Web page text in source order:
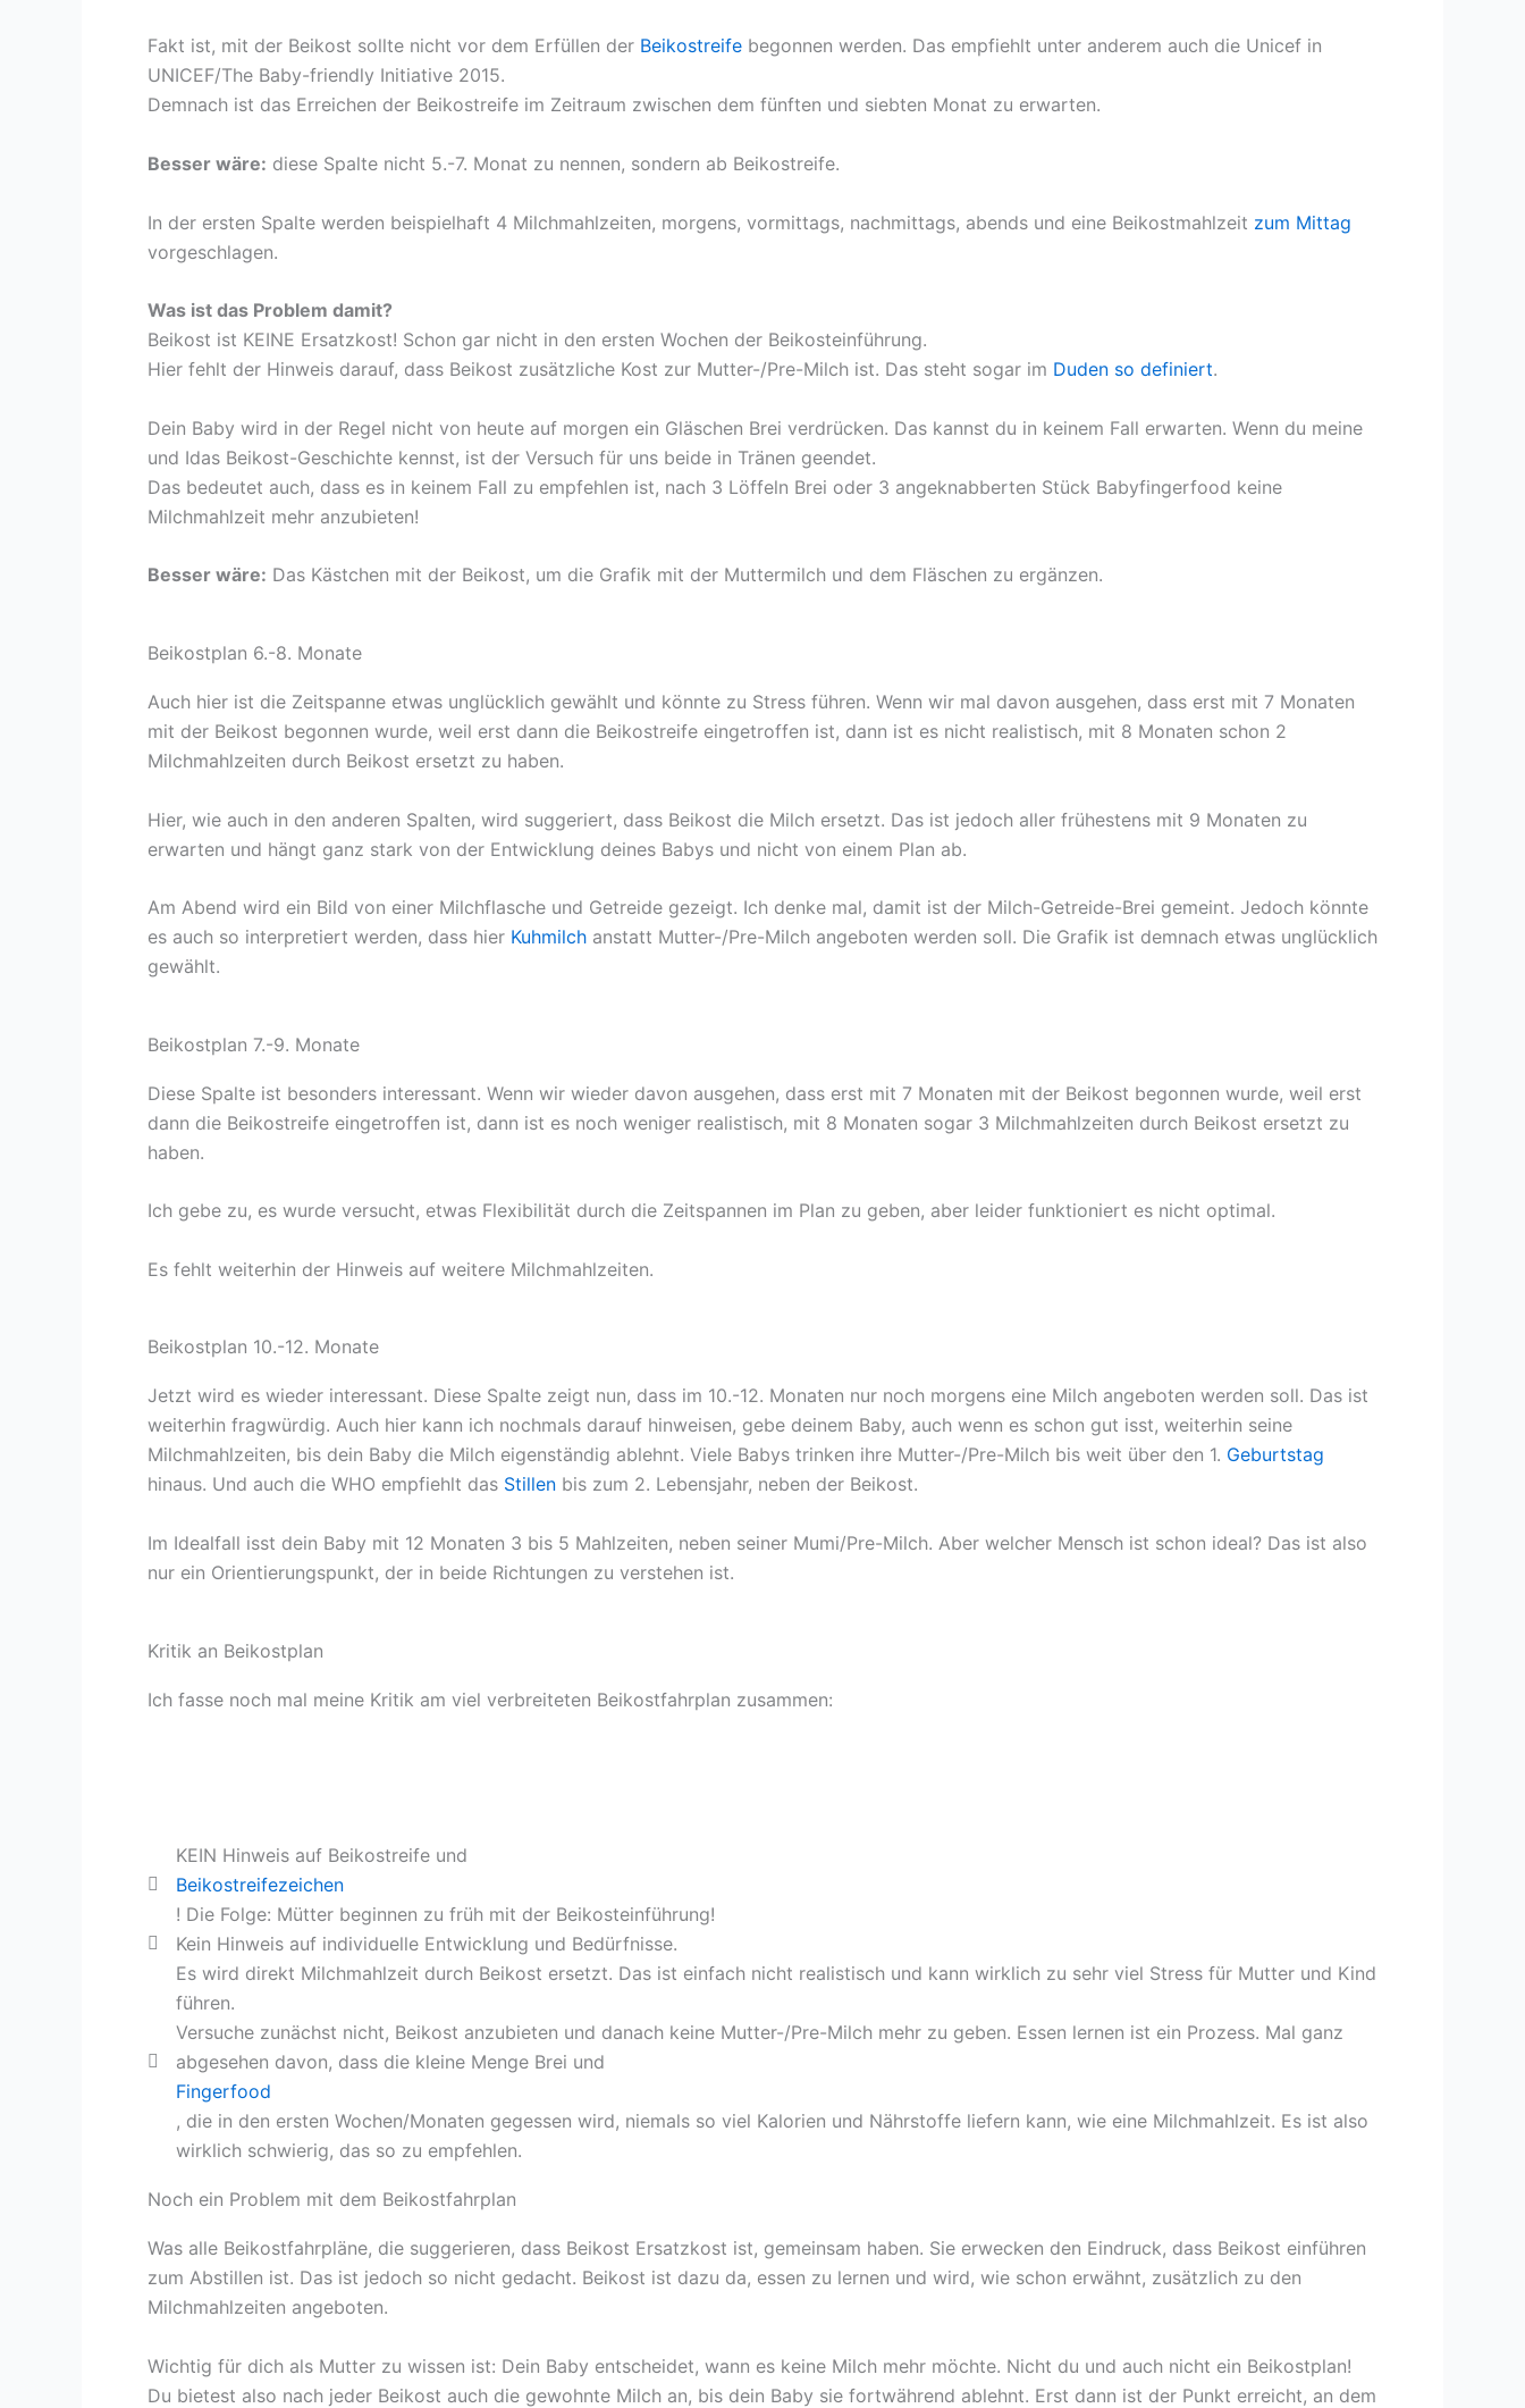
Fakt ist, mit der Beikost sollte nicht vor dem Erfüllen der Beikostreife begonnen werden. Das empfiehlt unter anderem auch die Unicef in
UNICEF/The Baby-friendly Initiative 2015.
Demnach ist das Erreichen der Beikostreife im Zeitraum zwischen dem fünften und siebten Monat zu erwarten.
Besser wäre: diese Spalte nicht 5.-7. Monat zu nennen, sondern ab Beikostreife.
In der ersten Spalte werden beispielhaft 4 Milchmahlzeiten, morgens, vormittags, nachmittags, abends und eine Beikostmahlzeit zum Mittag
vorgeschlagen.
Was ist das Problem damit?
Beikost ist KEINE Ersatzkost! Schon gar nicht in den ersten Wochen der Beikosteinführung.
Hier fehlt der Hinweis darauf, dass Beikost zusätzliche Kost zur Mutter-/Pre-Milch ist. Das steht sogar im Duden so definiert.
Dein Baby wird in der Regel nicht von heute auf morgen ein Gläschen Brei verdrücken. Das kannst du in keinem Fall erwarten. Wenn du meine
und Idas Beikost-Geschichte kennst, ist der Versuch für uns beide in Tränen geendet.
Das bedeutet auch, dass es in keinem Fall zu empfehlen ist, nach 3 Löffeln Brei oder 3 angeknabberten Stück Babyfingerfood keine
Milchmahlzeit mehr anzubieten!
Besser wäre: Das Kästchen mit der Beikost, um die Grafik mit der Muttermilch und dem Fläschen zu ergänzen.
Beikostplan 6.-8. Monate
Auch hier ist die Zeitspanne etwas unglücklich gewählt und könnte zu Stress führen. Wenn wir mal davon ausgehen, dass erst mit 7 Monaten
mit der Beikost begonnen wurde, weil erst dann die Beikostreife eingetroffen ist, dann ist es nicht realistisch, mit 8 Monaten schon 2
Milchmahlzeiten durch Beikost ersetzt zu haben.
Hier, wie auch in den anderen Spalten, wird suggeriert, dass Beikost die Milch ersetzt. Das ist jedoch aller frühestens mit 9 Monaten zu
erwarten und hängt ganz stark von der Entwicklung deines Babys und nicht von einem Plan ab.
Am Abend wird ein Bild von einer Milchflasche und Getreide gezeigt. Ich denke mal, damit ist der Milch-Getreide-Brei gemeint. Jedoch könnte
es auch so interpretiert werden, dass hier Kuhmilch anstatt Mutter-/Pre-Milch angeboten werden soll. Die Grafik ist demnach etwas unglücklich
gewählt.
Beikostplan 7.-9. Monate
Diese Spalte ist besonders interessant. Wenn wir wieder davon ausgehen, dass erst mit 7 Monaten mit der Beikost begonnen wurde, weil erst
dann die Beikostreife eingetroffen ist, dann ist es noch weniger realistisch, mit 8 Monaten sogar 3 Milchmahlzeiten durch Beikost ersetzt zu
haben.
Ich gebe zu, es wurde versucht, etwas Flexibilität durch die Zeitspannen im Plan zu geben, aber leider funktioniert es nicht optimal.
Es fehlt weiterhin der Hinweis auf weitere Milchmahlzeiten.
Beikostplan 10.-12. Monate
Jetzt wird es wieder interessant. Diese Spalte zeigt nun, dass im 10.-12. Monaten nur noch morgens eine Milch angeboten werden soll. Das ist
weiterhin fragwürdig. Auch hier kann ich nochmals darauf hinweisen, gebe deinem Baby, auch wenn es schon gut isst, weiterhin seine
Milchmahlzeiten, bis dein Baby die Milch eigenständig ablehnt. Viele Babys trinken ihre Mutter-/Pre-Milch bis weit über den 1. Geburtstag
hinaus. Und auch die WHO empfiehlt das Stillen bis zum 2. Lebensjahr, neben der Beikost.
Im Idealfall isst dein Baby mit 12 Monaten 3 bis 5 Mahlzeiten, neben seiner Mumi/Pre-Milch. Aber welcher Mensch ist schon ideal? Das ist also
nur ein Orientierungspunkt, der in beide Richtungen zu verstehen ist.
Kritik an Beikostplan
Ich fasse noch mal meine Kritik am viel verbreiteten Beikostfahrplan zusammen:
KEIN Hinweis auf Beikostreife und
Beikostreifezeichen
! Die Folge: Mütter beginnen zu früh mit der Beikosteinführung!
Kein Hinweis auf individuelle Entwicklung und Bedürfnisse.
Es wird direkt Milchmahlzeit durch Beikost ersetzt. Das ist einfach nicht realistisch und kann wirklich zu sehr viel Stress für Mutter und Kind
führen.
Versuche zunächst nicht, Beikost anzubieten und danach keine Mutter-/Pre-Milch mehr zu geben. Essen lernen ist ein Prozess. Mal ganz
abgesehen davon, dass die kleine Menge Brei und
Fingerfood
, die in den ersten Wochen/Monaten gegessen wird, niemals so viel Kalorien und Nährstoffe liefern kann, wie eine Milchmahlzeit. Es ist also
wirklich schwierig, das so zu empfehlen.
Noch ein Problem mit dem Beikostfahrplan
Was alle Beikostfahrpläne, die suggerieren, dass Beikost Ersatzkost ist, gemeinsam haben. Sie erwecken den Eindruck, dass Beikost einführen
zum Abstillen ist. Das ist jedoch so nicht gedacht. Beikost ist dazu da, essen zu lernen und wird, wie schon erwähnt, zusätzlich zu den
Milchmahlzeiten angeboten.
Wichtig für dich als Mutter zu wissen ist: Dein Baby entscheidet, wann es keine Milch mehr möchte. Nicht du und auch nicht ein Beikostplan!
Du bietest also nach jeder Beikost auch die gewohnte Milch an, bis dein Baby sie fortwährend ablehnt. Erst dann ist der Punkt erreicht, an dem